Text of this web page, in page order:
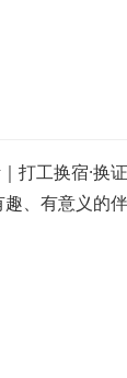
打工换宿·换
、有意义的